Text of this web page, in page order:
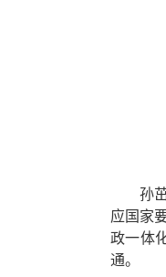
孙
应国家
政一体
通。